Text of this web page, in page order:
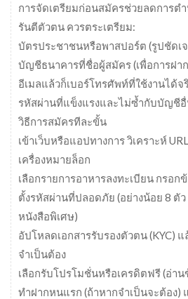
การจัดเตรียมก่อนสมัครช่วยลดการต
รันตีตัวตน ควรตระเตรียม:
บัตรประชาชนหรือพาสปอร์ต (รูปชัดเ
บัญชีธนาคารที่ชื่อผู้สมัคร (เพื่อการฝ
อีเมลแล้วก็เบอร์โทรศัพท์ที่ใช้งานได้จ
รหัสผ่านที่แข็งแรงและไม่ซ้ำกับบัญชี
วิธีการสมัครทีละขั้น
เข้าเว็บหรือแอปทางการ วิเคราะห์
เครื่องหมายล็อก
เลือกรายการอาหารลงทะเบียน กรอ
ตั้งรหัสผ่านที่ปลอดภัย (อย่างน้อย 8 ตั
หนังสือพิเศษ)
อัปโหลดเอกสารรับรองตัวตน (KYC)
จำเป็นต้อง
เลือกรับโปรโมชั่นหรือเครดิตฟรี (อ่า
ทำฝากหนแรก (ถ้าหากจำเป็นจะต้อง)